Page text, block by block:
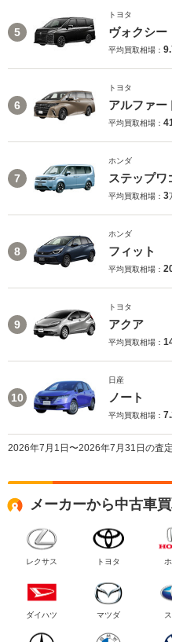
5
トヨタ
ヴォクシー
平均買取相場：
6
トヨタ
アルファー
平均買取相場：
7
ホンダ
ステップワ
平均買取相場： 3
8
ホンダ
フィット
平均買取相場：
9
トヨタ
アクア
平均買取相場：
10
日産
ノート
平均買取相場：
2026年7月1日〜2026年7月31日の査
メーカーから中古車
レクサス トヨタ
ダイハツ マツダ